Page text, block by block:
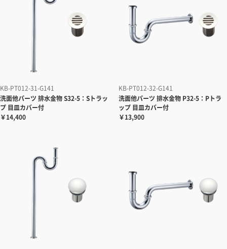
KB-PT012-31-G141
洗面他パーツ 排水金物 S32-5：Sトラッ
プ 目皿カバー付
￥14,400
KB-PT012-32-G141
洗面他パーツ 排水金物 P32-5：Pトラ
ップ 目皿カバー付
￥13,900